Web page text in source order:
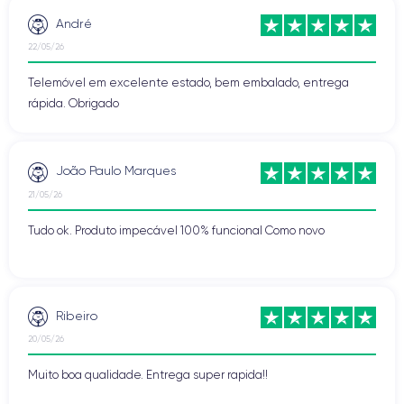
André
22/05/26
Telemóvel em excelente estado, bem embalado, entrega
rápida. Obrigado
João Paulo Marques
21/05/26
Tudo ok. Produto impecável 100% funcional Como novo
Ribeiro
20/05/26
Muito boa qualidade. Entrega super rapida!!